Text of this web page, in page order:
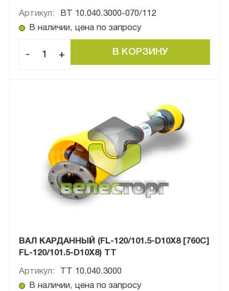
Артикул:
BТ 10.040.3000-070/112
В наличии, цена по запросу
- +
ВАЛ КАРДАННЫЙ (FL-120/101.5-D10X8 [760C]
FL-120/101.5-D10X8) ТТ
Артикул:
ТТ 10.040.3000
В наличии, цена по запросу